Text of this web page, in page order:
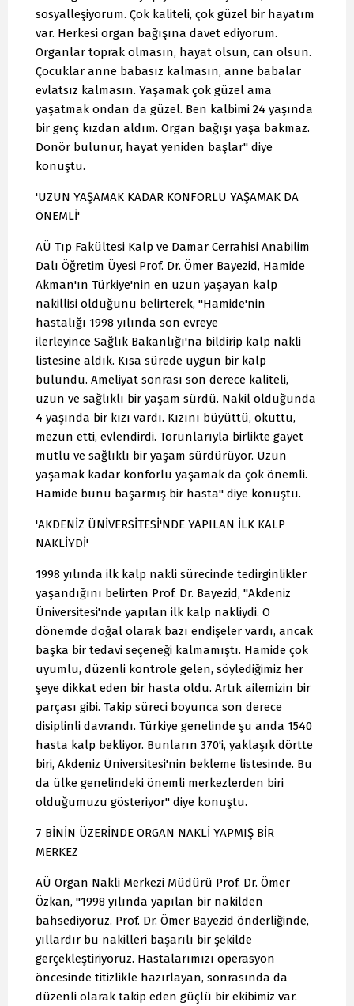
sosyalleşiyorum. Çok kaliteli, çok güzel bir hayatım
var. Herkesi organ bağışına davet ediyorum.
Organlar toprak olmasın, hayat olsun, can olsun.
Çocuklar anne babasız kalmasın, anne babalar
evlatsız kalmasın. Yaşamak çok güzel ama
yaşatmak ondan da güzel. Ben kalbimi 24 yaşında
bir genç kızdan aldım. Organ bağışı yaşa bakmaz.
Donör bulunur, hayat yeniden başlar" diye
konuştu.
'UZUN YAŞAMAK KADAR KONFORLU YAŞAMAK DA
ÖNEMLİ'
AÜ Tıp Fakültesi Kalp ve Damar Cerrahisi Anabilim
Dalı Öğretim Üyesi Prof. Dr. Ömer Bayezid, Hamide
Akman'ın Türkiye'nin en uzun yaşayan kalp
nakillisi olduğunu belirterek, "Hamide'nin
hastalığı 1998 yılında son evreye
ilerleyince Sağlık Bakanlığı'na bildirip kalp nakli
listesine aldık. Kısa sürede uygun bir kalp
bulundu. Ameliyat sonrası son derece kaliteli,
uzun ve sağlıklı bir yaşam sürdü. Nakil olduğunda
4 yaşında bir kızı vardı. Kızını büyüttü, okuttu,
mezun etti, evlendirdi. Torunlarıyla birlikte gayet
mutlu ve sağlıklı bir yaşam sürdürüyor. Uzun
yaşamak kadar konforlu yaşamak da çok önemli.
Hamide bunu başarmış bir hasta" diye konuştu.
'AKDENİZ ÜNİVERSİTESİ'NDE YAPILAN İLK KALP
NAKLİYDİ'
1998 yılında ilk kalp nakli sürecinde tedirginlikler
yaşandığını belirten Prof. Dr. Bayezid, "Akdeniz
Üniversitesi'nde yapılan ilk kalp nakliydi. O
dönemde doğal olarak bazı endişeler vardı, ancak
başka bir tedavi seçeneği kalmamıştı. Hamide çok
uyumlu, düzenli kontrole gelen, söylediğimiz her
şeye dikkat eden bir hasta oldu. Artık ailemizin bir
parçası gibi. Takip süreci boyunca son derece
disiplinli davrandı. Türkiye genelinde şu anda 1540
hasta kalp bekliyor. Bunların 370'i, yaklaşık dörtte
biri, Akdeniz Üniversitesi'nin bekleme listesinde. Bu
da ülke genelindeki önemli merkezlerden biri
olduğumuzu gösteriyor" diye konuştu.
7 BİNİN ÜZERİNDE ORGAN NAKLİ YAPMIŞ BİR
MERKEZ
AÜ Organ Nakli Merkezi Müdürü Prof. Dr. Ömer
Özkan, "1998 yılında yapılan bir nakilden
bahsediyoruz. Prof. Dr. Ömer Bayezid önderliğinde,
yıllardır bu nakilleri başarılı bir şekilde
gerçekleştiriyoruz. Hastalarımızı operasyon
öncesinde titizlikle hazırlayan, sonrasında da
düzenli olarak takip eden güçlü bir ekibimiz var.